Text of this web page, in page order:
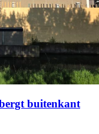
buitenkant